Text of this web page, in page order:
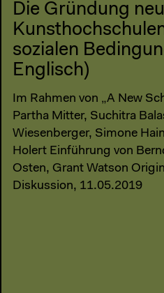
Die Gründung
sozialen
Englisch)
Im Rahmen von „A New
Partha Mitter, Suchitra
Wiesenberger, Simone
Holert Einführung von
Osten, Grant Watson
Diskussion, 11.05.2019